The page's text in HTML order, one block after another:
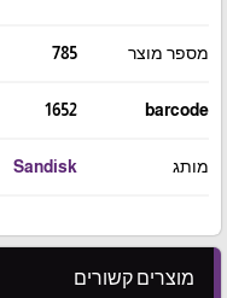
מספר מוצר 785
barcode
1652
מותג Sandisk
מוצרים קשורים